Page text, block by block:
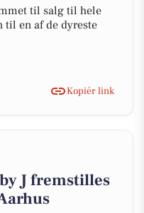
til salg til hele
til en af de dyreste
Kopiér link
J fremstilles